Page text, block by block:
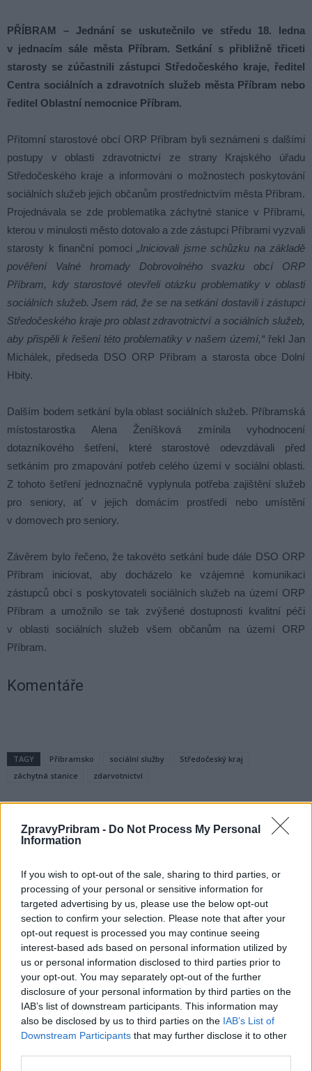
ZpravyPribram - Do Not Process My Personal
Information
If you wish to opt-out of the sale, sharing to third parties, or
processing of your personal or sensitive information for
targeted advertising by us, please use the below opt-out
section to confirm your selection. Please note that after your
opt-out request is processed you may continue seeing
interest-based ads based on personal information utilized by
us or personal information disclosed to third parties prior to
your opt-out. You may separately opt-out of the further
disclosure of your personal information by third parties on the
IAB’s list of downstream participants. This information may
also be disclosed by us to third parties on the IAB’s List of
Downstream Participants that may further disclose it to other
PŘÍBRAM – Jednání se uskutečnilo ve středu 18. ledna
v jednacím sále města Příbram. Setkání s přibližně třiceti
starosty se zúčastnili zástupci Středočeského kraje, ředitel
Centra sociálních a zdravotních služeb města Příbram nebo
ředitel Oblastní nemocnice Příbram.
Přítomní starostové obcí ORP Příbram byli seznámeni s dalšími
postupy v oblasti zdravotnictví ze strany Krajského úřadu
Středočeského kraje a informováni o možnostech poskytování
sociálních služeb jejich občanům prostřednictvím města Příbram.
Projednávala se zde problematika záchytné stanice v Příbrami,
kterou v minulosti město dotovalo a zde zástupci Příbrami vyzvali
starosty k finanční pomoci „Iniciovali jsme schůzku na základě
pověření Valné hromady Dobrovolného svazku obcí ORP
Příbram, kdy starostové otevřeli otázku problematiky v oblasti
sociálních služeb. Jsem rád, že se na setkání dostavili i zástupci
Středočeského kraje pro oblast zdravotnictví a sociálních služeb,
aby přispěli k řešení této problematiky v našem území,“ řekl Jan
Michálek, předseda DSO ORP Příbram a starosta obce Dolní
Hbity.
Dalším bodem setkání byla oblast sociálních služeb. Příbramská
místostarostka Alena Ženíšková zmínila vyhodnocení
dotazníkového šetření, které starostové odevzdávali před
setkáním pro zmapování potřeb celého území v sociální oblasti.
Z tohoto šetření jednoznačně vyplynula potřeba zajištění služeb
pro seniory, ať v jejich domácím prostředí nebo umístění
v domovech pro seniory.
Závěrem bylo řečeno, že takovéto setkání bude dále DSO ORP
Příbram iniciovat, aby docházelo ke vzájemné komunikaci
zástupců obcí s poskytovateli sociálních služeb na území ORP
Příbram a umožnilo se tak zvýšené dostupnosti kvalitní péči
v oblasti sociálních služeb všem občanům na území ORP
Příbram.
Komentáře
TAGY Příbramsko sociální služby
Středočeský kraj
záchytná stanice
zdarvotnictví
Předchozí článek
Vojenské lesy spustily mobilní
mapovou aplikaci Brd
Následující článek
Neznámý řidič srazil chodce
v Žežické a z místa ujel
SOUVISEJÍCÍ ČLÁNKY
VÍCE OD AUTORA
Většina koupališť na Příbramsku nabízí